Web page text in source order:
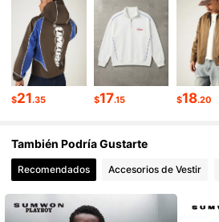
1M
4.90 1M
$21.35 $17.15 $18.20
También Podría Gustarte
Recomendados Accesorios de Vestir